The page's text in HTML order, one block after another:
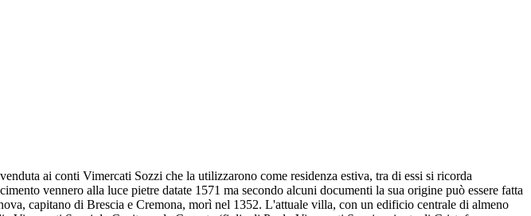
ai conti Vimercati Sozzi che la utilizzarono come residenza estiva, tra di essi si ricorda
vennero alla luce pietre datate 1571 ma secondo alcuni documenti la sua origine può essere fatta
capitano di Brescia e Cremona, morì nel 1352. L'attuale villa, con un edificio centrale di almeno